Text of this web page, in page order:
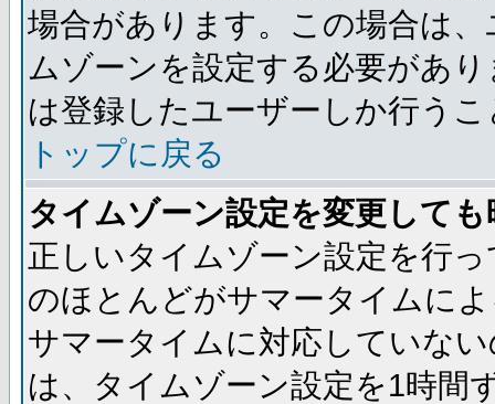
場合があります。この場合は
ムゾーンを設定する必要があ
は登録したユーザーしか行う
トップに戻る
タイムゾーン設定を変更して
正しいタイムゾーン設定を行
のほとんどがサマータイムに
サマータイムに対応していな
は、タイムゾーン設定を1時間